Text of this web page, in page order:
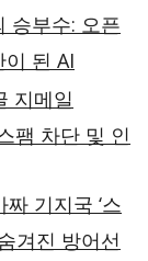
승부수: 오픈
이 된 AI
지메일
팸 차단 및 인
기지국 ‘스
겨진 방어선